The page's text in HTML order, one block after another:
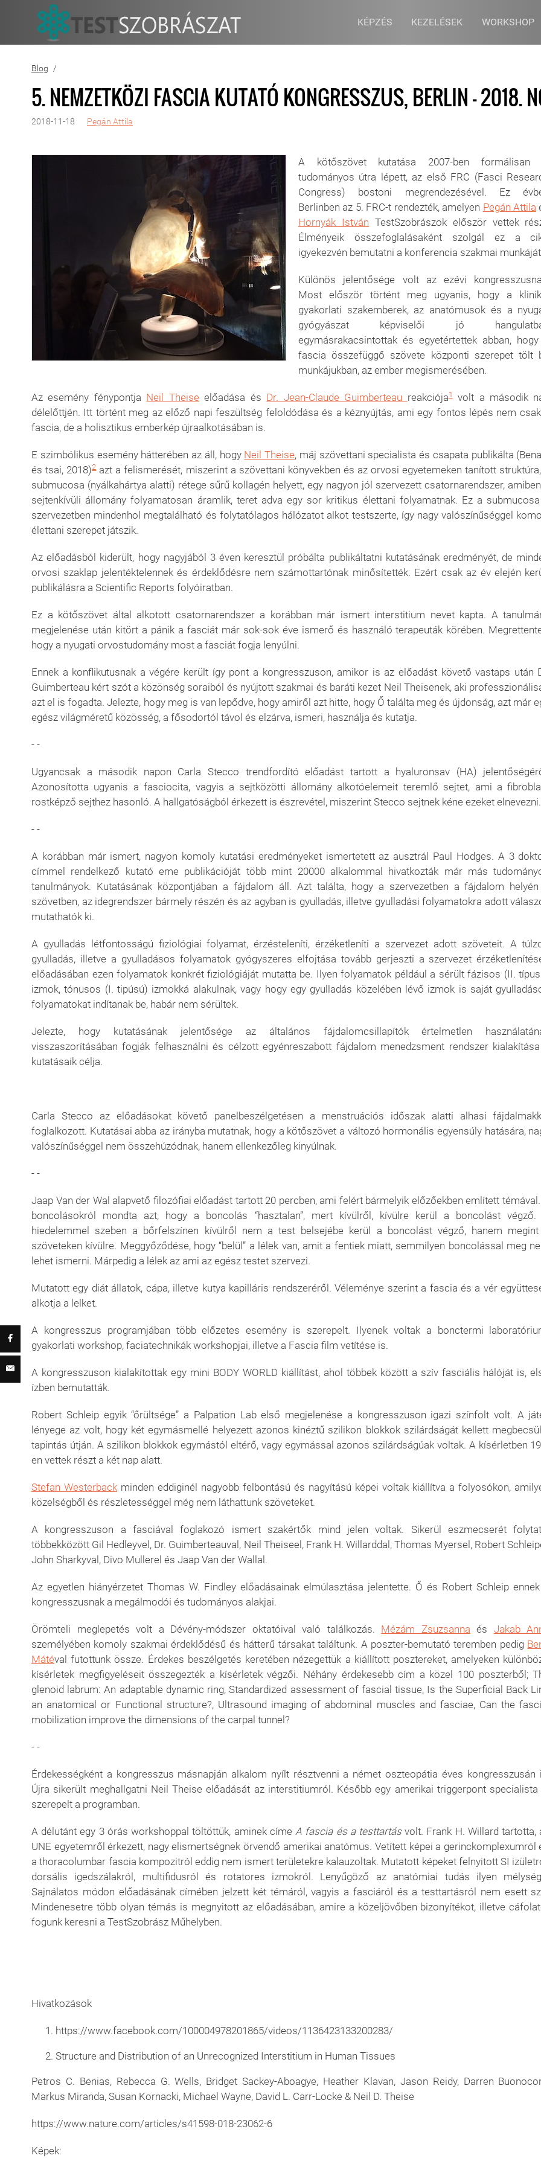
KÉPZÉS KEZELÉSEK WORKSHOP
Blog
5. NEMZETKÖZI FASCIA KUTATÓ KONGRESSZUS, BERLIN - 2018.
2018-11-18 Pegán Attila
A kötőszövet kutatása 2007-ben formálisan
tudományos útra lépett, az első FRC (Fasci
Congress) bostoni megrendezésével. Ez
Berlinben az 5. FRC-t rendezték, amelyen Pegán Attila
Hornyák István TestSzobrászok először vettek
Élményeik összefoglalásaként szolgál ez a
igyekezvén bemutatni a konferencia szakmai
Különös jelentősége volt az ezévi
Most először történt meg ugyanis, hogy a
gyakorlati szakemberek, az anatómusok és a
gyógyászat képviselői jó
egymásrakacsintottak és egyetértettek abban,
fascia összefüggő szövete központi szerepet tölt
munkájukban, az ember megismerésében.
Az esemény fénypontja Neil Theiseelőadása és Dr. Jean-Claude Guimberteau reakciója1volt a második
délelőttjén. Itt történt meg az előző napi feszültség feloldódása és a kéznyújtás, ami egy fontos lépés nem
fascia, de a holisztikus emberkép újraalkotásában is.
E szimbólikus esemény hátterében az áll, hogy Neil Theise, máj szövettani specialista és csapata publikálta
és tsai, 2018)2azt a felismerését, miszerint a szövettani könyvekben és az orvosi egyetemeken tanított
submucosa (nyálkahártya alatti) rétege sűrű kollagén helyett, egy nagyon jól szervezett csatornarendszer,
sejtenkívüli állomány folyamatosan áramlik, teret adva egy sor kritikus élettani folyamatnak. Ez a
szervezetben mindenhol megtalálható és folytatólagos hálózatot alkot testszerte, így nagy valószínűséggel
élettani szerepet játszik.
Az előadásból kiderült, hogy nagyjából 3 éven keresztül próbálta publikáltatni kutatásának eredményét, de
orvosi szaklap jelentéktelennek és érdeklődésre nem számottartónak minősítették. Ezért csak az év elején
publikálásra a Scientific Reports folyóiratban.
Ez a kötőszövet által alkotott csatornarendszer a korábban már ismert interstitium nevet kapta. A
megjelenése után kitört a pánik a fasciát már sok-sok éve ismerő és használó terapeuták körében.
hogy a nyugati orvostudomány most a fasciát fogja lenyúlni.
Ennek a konflikutusnak a végére került így pont a kongresszuson, amikor is az előadást követő vastaps után
Guimberteau kért szót a közönség soraiból és nyújtott szakmai és baráti kezet Neil Theisenek, aki
azt el is fogadta. Jelezte, hogy meg is van lepődve, hogy amiről azt hitte, hogy Ő találta meg és újdonság, azt már
egész világméretű közösség, a fősodortól távol és elzárva, ismeri, használja és kutatja.
- -
Ugyancsak a második napon Carla Stecco trendfordító előadást tartott a hyaluronsav (HA)
Azonosította ugyanis a fasciocita, vagyis a sejtközötti állomány alkotóelemeit teremlő sejtet, ami a
rostképző sejthez hasonló. A hallgatóságból érkezett is észrevétel, miszerint Stecco sejtnek kéne ezeket elnevezni.
- -
A korábban már ismert, nagyon komoly kutatási eredményeket ismertetett az ausztrál Paul Hodges. A 3
címmel rendelkező kutató eme publikációját több mint 20000 alkalommal hivatkozták már más
tanulmányok. Kutatásának központjában a fájdalom áll. Azt találta, hogy a szervezetben a fájdalom
szövetben, az idegrendszer bármely részén és az agyban is gyulladás, illetve gyulladási folyamatokra adott
mutathatók ki.
A gyulladás létfontosságú fiziológiai folyamat, érzésteleníti, érzéketleníti a szervezet adott szöveteit. A
gyulladás, illetve a gyulladásos folyamatok gyógyszeres elfojtása tovább gerjeszti a szervezet
előadásában ezen folyamatok konkrét fiziológiáját mutatta be. Ilyen folyamatok például a sérült fázisos (II.
izmok, tónusos (I. tipúsú) izmokká alakulnak, vagy hogy egy gyulladás közelében lévő izmok is saját
folyamatokat indítanak be, habár nem sérültek.
Jelezte, hogy kutatásának jelentősége az általános fájdalomcsillapítók értelmetlen
visszaszorításában fogják felhasználni és célzott egyénreszabott fájdalom menedzsment rendszer
kutatásaik célja.
Carla Stecco az előadásokat követő panelbeszélgetésen a menstruációs időszak alatti alhasi
foglalkozott. Kutatásai abba az irányba mutatnak, hogy a kötőszövet a változó hormonális egyensúly hatására,
valószínűséggel nem összehúzódnak, hanem ellenkezőleg kinyúlnak.
- -
Jaap Van der Wal alapvető filozófiai előadást tartott 20 percben, ami felért bármelyik előzőekben említett
boncolásokról mondta azt, hogy a boncolás “hasztalan”, mert kívülről, kívülre kerül a boncolást végző.
hiedelemmel szeben a bőrfelszínen kívülről nem a test belsejébe kerül a boncolást végző, hanem
szöveteken kívülre. Meggyőződése, hogy “belül” a lélek van, amit a fentiek miatt, semmilyen boncolással meg
lehet ismerni. Márpedig a lélek az ami az egész testet szervezi.
Mutatott egy diát állatok, cápa, illetve kutya kapilláris rendszeréről. Véleménye szerint a fascia és a vér
alkotja a lelket.
A kongresszus programjában több előzetes esemény is szerepelt. Ilyenek voltak a bonctermi
gyakorlati workshop, faciatechnikák workshopjai, illetve a Fascia film vetítése is.
A kongresszuson kialakítottak egy mini BODY WORLD kiállítást, ahol többek között a szív fasciális hálóját is,
ízben bemutatták.
Robert Schleip egyik “őrültsége” a Palpation Lab első megjelenése a kongresszuson igazi színfolt volt. A
lényege az volt, hogy két egymásmellé helyezett azonos kinéztű szilikon blokkok szilárdságát kellett
tapintás útján. A szilikon blokkok egymástól eltérő, vagy egymással azonos szilárdságúak voltak. A kísérletben
en vettek részt a két nap alatt.
Stefan Westerback minden eddiginél nagyobb felbontású és nagyítású képei voltak kiállítva a folyosókon,
közelségből és részletességgel még nem láthattunk szöveteket.
A kongresszuson a fasciával foglakozó ismert szakértők mind jelen voltak. Sikerül eszmecserét
többekközött Gil Hedleyvel, Dr. Guimberteauval, Neil Theiseel, Frank H. Willarddal, Thomas Myersel, Robert
John Sharkyval, Divo Mullerel és Jaap Van der Wallal.
Az egyetlen hiányérzetet Thomas W. Findley előadásainak elmúlasztása jelentette. Ő és Robert Schleip
kongresszusnak a megálmodói és tudományos alakjai.
Örömteli meglepetés volt a Dévény-módszer oktatóival való találkozás. Mézám Zsuzsanna és Jakab
személyében komoly szakmai érdeklődésű és hátterű társakat találtunk. A poszter-bemutató teremben pedig
Mátéval futottunk össze. Érdekes beszélgetés keretében nézegettük a kiállított posztereket, amelyeken
kísérletek megfigyeléseit összegezték a kísérletek végzői. Néhány érdekesebb cím a közel 100 poszterből;
glenoid labrum: An adaptable dynamic ring, Standardized assessment of fascial tissue, Is the Superficial Back
an anatomical or Functional structure?, Ultrasound imaging of abdominal muscles and fasciae, Can the
mobilization improve the dimensions of the carpal tunnel?
- -
Érdekességként a kongresszus másnapján alkalom nyílt résztvenni a német oszteopátia éves kongresszusán
Újra sikerült meghallgatni Neil Theise előadását az interstitiumról. Később egy amerikai triggerpont specialista
szerepelt a programban.
A délutánt egy 3 órás workshoppal töltöttük, aminek címeA fascia és a testtartásvolt. Frank H. Willard tartotta,
UNE egyetemről érkezett, nagy elismertségnek örvendő amerikai anatómus. Vetített képei a gerinckomplexumról
a thoracolumbar fascia kompozitról eddig nem ismert területekre kalauzoltak. Mutatott képeket felnyitott SI
dorsális igedszálakról, multifidusról és rotatores izmokról. Lenyűgöző az anatómiai tudás ilyen
Sajnálatos módon előadásának címében jelzett két témáról, vagyis a fasciáról és a testtartásról nem esett
Mindenesetre több olyan témás is megnyitott az előadásában, amire a közeljövőben bizonyítékot, illetve
fogunk keresni a TestSzobrász Műhelyben.
Hivatkozások
https://www.facebook.com/100004978201865/videos/1136423133200283/
Structure and Distribution of an Unrecognized Interstitium in Human Tissues
Petros C. Benias, Rebecca G. Wells, Bridget Sackey-Aboagye, Heather Klavan, Jason Reidy, Darren
Markus Miranda, Susan Kornacki, Michael Wayne, David L. Carr-Locke & Neil D. Theise
https://www.nature.com/articles/s41598-018-23062-6
Képek: